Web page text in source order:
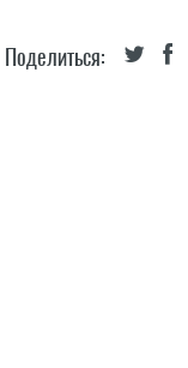
Поделиться: